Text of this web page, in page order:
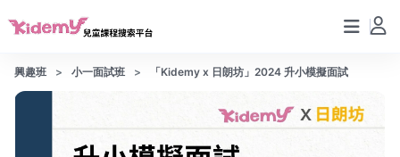
興趣班 小一面試班 「Kidemy x 日朗坊」2024 升小模擬面試